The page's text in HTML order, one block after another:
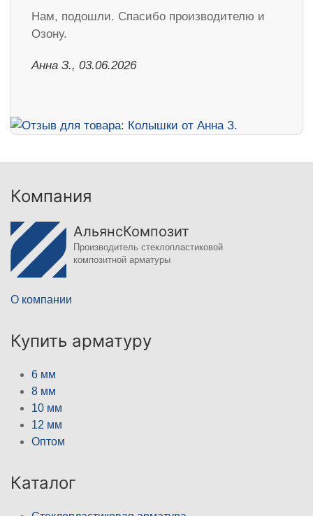
Нам, подошли. Спасибо производителю и
Озону.
Анна З., 03.06.2026
Компания
АльянсКомпозит
Производитель стеклопластиковой
композитной арматуры
О компании
Купить арматуру
6 мм
8 мм
10 мм
12 мм
Оптом
Каталог